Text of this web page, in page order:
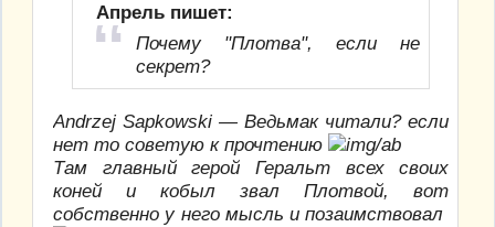
Апрель пишет:
Почему "Плотва", если не
секрет?
Andrzej Sapkowski — Ведьмак читали? если
нет то советую к прочтению
Там главный герой Геральт всех своих
коней и кобыл звал Плотвой, вот
собственно у него мысль и позаимствовал